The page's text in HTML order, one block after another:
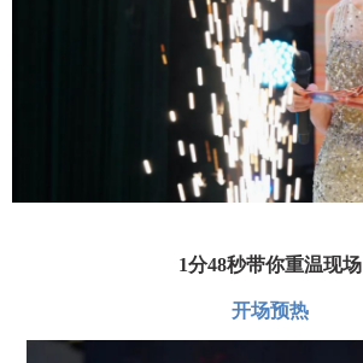
1分48秒带你重温现场
开场预热